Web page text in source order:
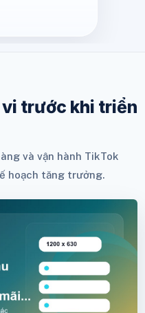
vi trước khi triển
và vận hành TikTok
hoạch tăng trưởng.